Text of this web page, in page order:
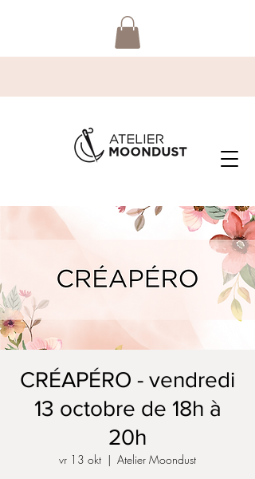
CRÉAPÉRO - vendredi
13 octobre de 18h à
20h
vr 13 okt
  |
Atelier Moondust